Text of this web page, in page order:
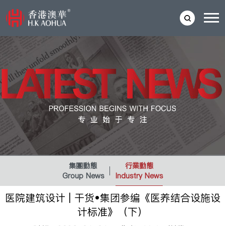
集團動態
Group News
行業動態
Industry News
医院建筑设计 | 干货•集团参编《医养结合设施设
计标准》（下）